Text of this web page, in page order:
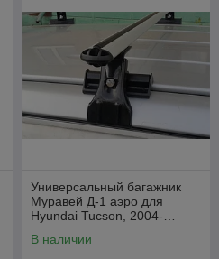
Универсальный багажник
Муравей Д-1 аэро для
Hyundai Tucson, 2004-…
В наличии